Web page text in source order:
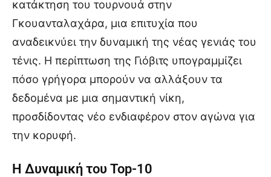
κατάκτηση του τουρνουά στην
Γκουανταλαχάρα, μια επιτυχία που
αναδεικνύει την δυναμική της νέας γενιάς του
τένις. Η περίπτωση της Γιόβιτς υπογραμμίζει
πόσο γρήγορα μπορούν να αλλάξουν τα
δεδομένα με μια σημαντική νίκη,
προσδίδοντας νέο ενδιαφέρον στον αγώνα για
την κορυφή.
Η Δυναμική του Top-10